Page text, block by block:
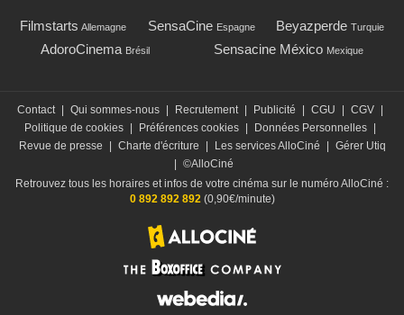
Filmstarts Allemagne SensaCine Espagne Beyazperde Turquie
AdoroCinema Brésil Sensacine México Mexique
Contact Qui sommes-nous Recrutement Publicité CGU CGV
Politique de cookies
Préférences cookies Données Personnelles
Revue de presse
Charte d'écriture Les services AlloCiné
Gérer Utiq
©AlloCiné
Retrouvez tous les horaires et infos de votre cinéma sur le numéro AlloCiné :
0 892 892 892(0,90€/minute)